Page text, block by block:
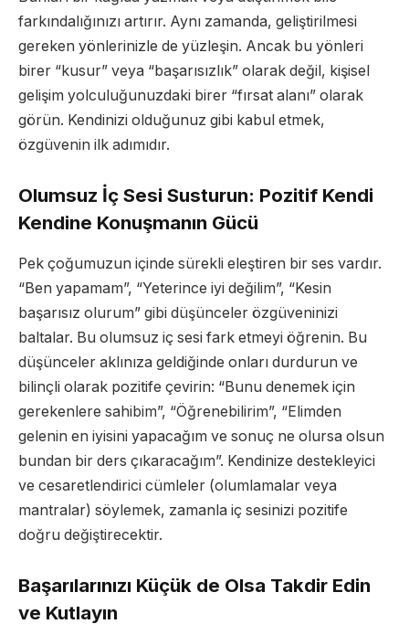
farkındalığınızı artırır. Aynı zamanda, geliştirilmesi
gereken yönlerinizle de yüzleşin. Ancak bu yönleri
birer “kusur” veya “başarısızlık” olarak değil, kişisel
gelişim yolculuğunuzdaki birer “fırsat alanı” olarak
görün. Kendinizi olduğunuz gibi kabul etmek,
özgüvenin ilk adımıdır.
Olumsuz İç Sesi Susturun: Pozitif Kendi
Kendine Konuşmanın Gücü
Pek çoğumuzun içinde sürekli eleştiren bir ses vardır.
“Ben yapamam”, “Yeterince iyi değilim”, “Kesin
başarısız olurum” gibi düşünceler özgüveninizi
baltalar. Bu olumsuz iç sesi fark etmeyi öğrenin. Bu
düşünceler aklınıza geldiğinde onları durdurun ve
bilinçli olarak pozitife çevirin: “Bunu denemek için
gerekenlere sahibim”, “Öğrenebilirim”, “Elimden
gelenin en iyisini yapacağım ve sonuç ne olursa olsun
bundan bir ders çıkaracağım”. Kendinize destekleyici
ve cesaretlendirici cümleler (olumlamalar veya
mantralar) söylemek, zamanla iç sesinizi pozitife
doğru değiştirecektir.
Başarılarınızı Küçük de Olsa Takdir Edin
ve Kutlayın